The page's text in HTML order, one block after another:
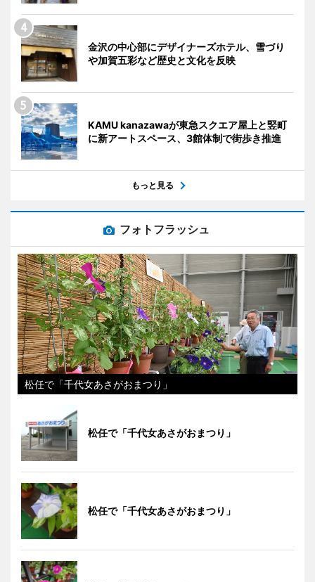
金沢の中心部にデザイナーズホテル、雪づり
や加賀五彩など歴史と文化を反映
KAMU kanazawaが東急スクエア屋上と竪町
に新アートスペース、3館体制で街歩き推進
もっと見る
フォトフラッシュ
松任で「千代女あさがおまつり」
松任で「千代女あさがおまつり」
松任で「千代女あさがおまつり」